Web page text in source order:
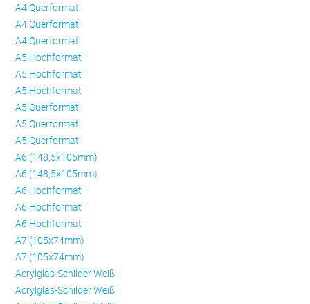
A4 Querformat
A4 Querformat
A4 Querformat
A5 Hochformat
A5 Hochformat
A5 Hochformat
A5 Querformat
A5 Querformat
A5 Querformat
A6 (148,5x105mm)
A6 (148,5x105mm)
A6 Hochformat
A6 Hochformat
A6 Hochformat
A7 (105x74mm)
A7 (105x74mm)
Acrylglas-Schilder Weiß
Acrylglas-Schilder Weiß